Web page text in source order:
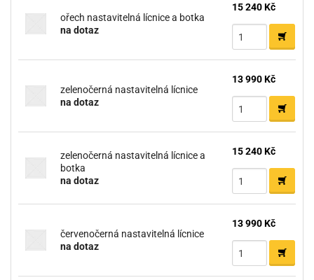
ořech nastavitelná lícnice a botka
na dotaz
15 240 Kč
zelenočerná nastavitelná lícnice
na dotaz
13 990 Kč
zelenočerná nastavitelná lícnice a
botka
na dotaz
15 240 Kč
červenočerná nastavitelná lícnice
na dotaz
13 990 Kč